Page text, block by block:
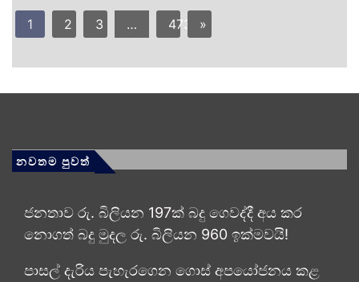
1 2 3 … 473 »
නවතම පුවත්
ජනතාව රු. බිලියන 197ක් බදු ගෙවද්දී අය කර
නොගත් බදු මුදල රු. බිලියන 960 ඉක්මවයි!
පාසල් දැරිය පැහැරගෙන ගොස් අපයෝජනය කළ